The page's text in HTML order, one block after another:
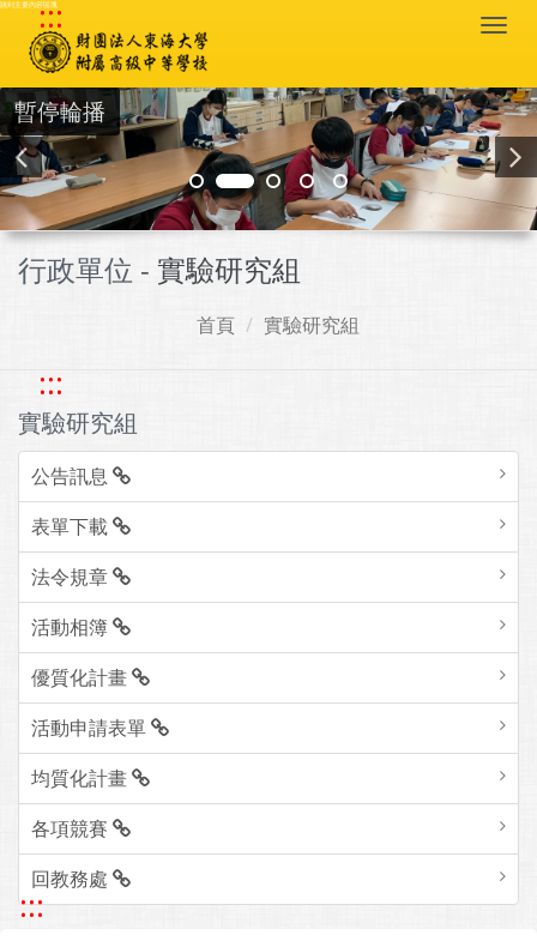
跳到主要內容區塊
:::
暫停輪播
行政單位 - 實驗研究組
首頁 實驗研究組
:::
實驗研究組
公告訊息
表單下載
法令規章
活動相簿
優質化計畫
活動申請表單
均質化計畫
各項競賽
回教務處
:::